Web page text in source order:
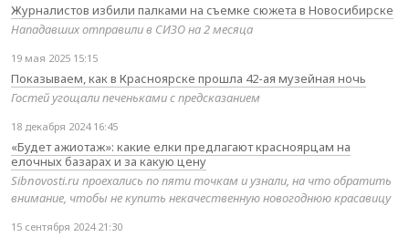
Журналистов избили палками на съемке сюжета в Новосибирске
Нападавших отправили в СИЗО на 2 месяца
19 мая 2025 15:15
Показываем, как в Красноярске прошла 42-ая музейная ночь
Гостей угощали печеньками с предсказанием
18 декабря 2024 16:45
«Будет ажиотаж»: какие елки предлагают красноярцам на
елочных базарах и за какую цену
Sibnovosti.ru проехались по пяти точкам и узнали, на что обратить
внимание, чтобы не купить некачественную новогоднюю красавицу
15 сентября 2024 21:30